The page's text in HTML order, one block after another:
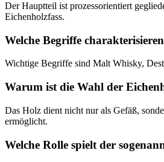
Der Hauptteil ist prozessorientiert
Eichenholzfass.
Welche Begriffe
Wichtige Begriffe sind Malt Whisky,
Warum ist die Wahl der
Das Holz dient nicht nur als Gefäß,
ermöglicht.
Welche Rolle spielt der